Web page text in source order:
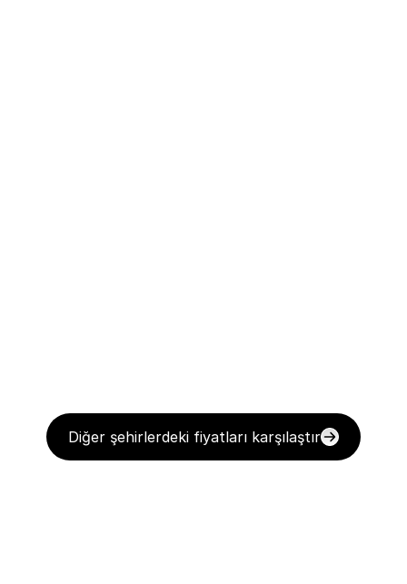
Diğer şehirlerdeki fiyatları karşılaştır